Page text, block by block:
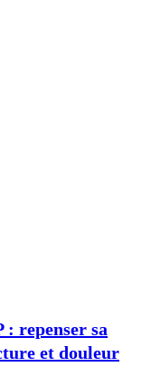
repenser sa
et douleur